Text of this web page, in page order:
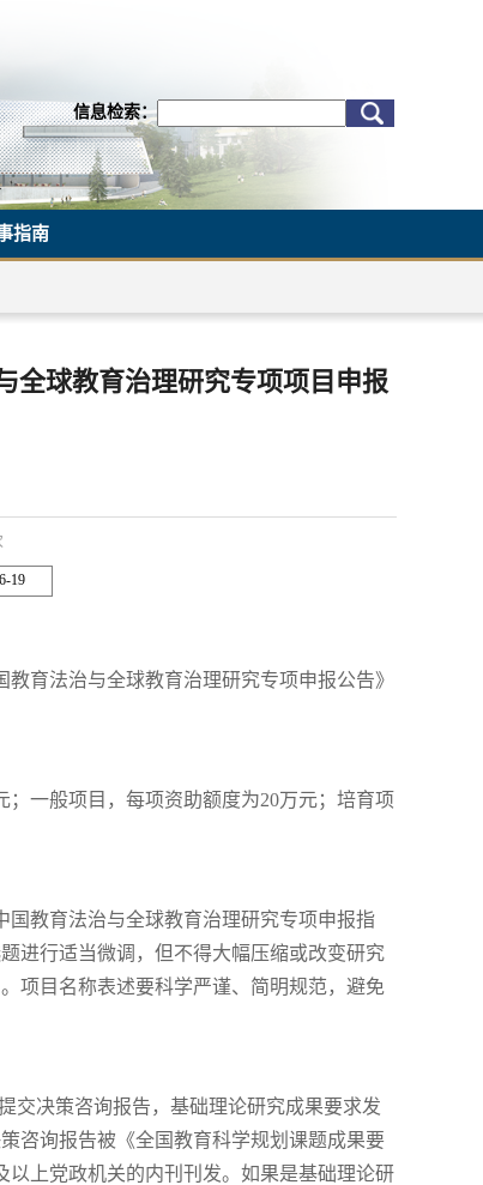
信息检索：
指南
全球教育治理研究专项项目 申报
19
育法治与全球教育治理研究专项申报公告》
一般项目，每项资助额度为20万元；培育项
国教育法治与全球教育治理研究专项申报指
进行适当微调，但不得大幅压缩或改变研究
项目名称表述要科学严谨、简明规范，避免
交决策咨询报告，基础理论研究成果要求发
咨询报告被《全国教育科学规划课题成果要
上党政机关的内刊刊发。如果是基础理论研